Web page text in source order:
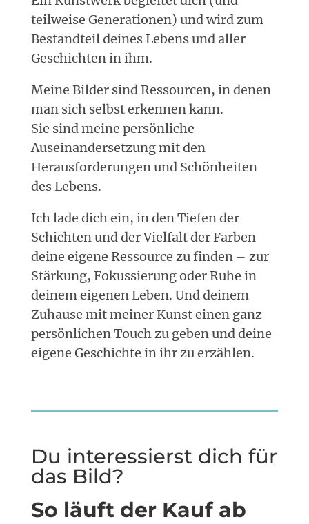
teilweise Generationen) und wird zum
Bestandteil deines Lebens und aller
Geschichten in ihm.
Meine Bilder sind Ressourcen, in denen
man sich selbst erkennen kann.
Sie sind meine persönliche
Auseinandersetzung mit den
Herausforderungen und Schönheiten
des Lebens.
Ich lade dich ein, in den Tiefen der
Schichten und der Vielfalt der Farben
deine eigene Ressource zu finden – zur
Stärkung, Fokussierung oder Ruhe in
deinem eigenen Leben. Und deinem
Zuhause mit meiner Kunst einen ganz
persönlichen Touch zu geben und deine
eigene Geschichte in ihr zu erzählen.
Du interessierst dich für
das Bild?
So läuft der Kauf ab